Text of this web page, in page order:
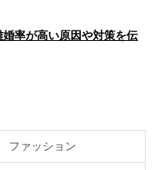
率が高い原因や対策を伝
ファッション